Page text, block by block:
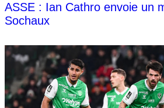
ASSE : Ian Cathro envoie un
Sochaux